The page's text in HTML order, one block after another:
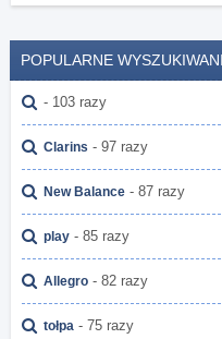
POPULARNE
- 103 razy
Clarins - 97 razy
New Balance - 87 razy
play - 85 razy
Allegro - 82 razy
tołpa - 75 razy